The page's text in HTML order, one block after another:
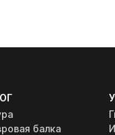
балка